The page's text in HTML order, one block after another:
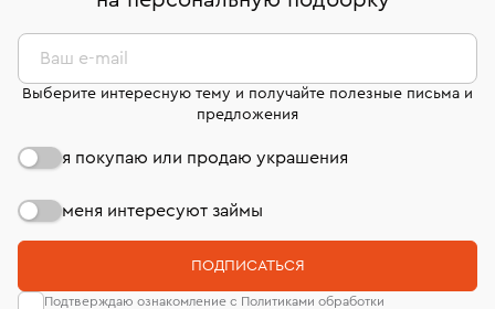
дней на возврат. Детальные условия возврата
комиссионных украшений и часов смотрите на
странице«Возврат украшений»
сертификаты МГУ и других геммологических
лабораторий
Ваш e-mail
Выберите интересную тему и получайте полезные письма и
предложения
я покупаю или продаю украшения
меня интересуют займы
ПОДПИСАТЬСЯ
Подтверждаю ознакомление с Политиками обработки